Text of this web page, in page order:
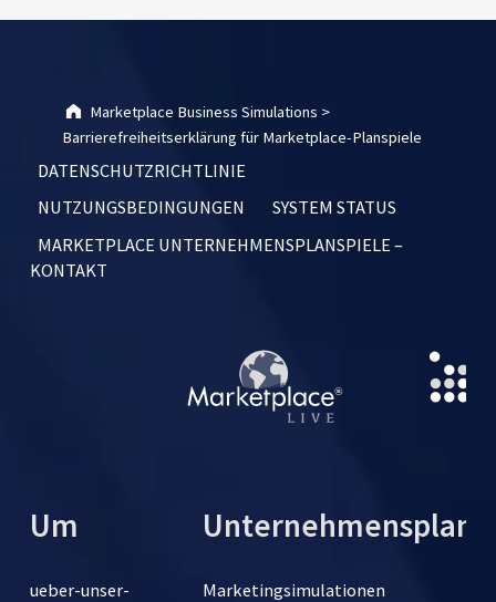
Skip back to main navigation
Marketplace Business Simulations >
Barrierefreiheitserklärung für Marketplace-Planspiele
DATENSCHUTZRICHTLINIE
NUTZUNGSBEDINGUNGEN
SYSTEM STATUS
MARKETPLACE UNTERNEHMENSPLANSPIELE –
KONTAKT
Um
ueber-unser-
Marketingsimulationen